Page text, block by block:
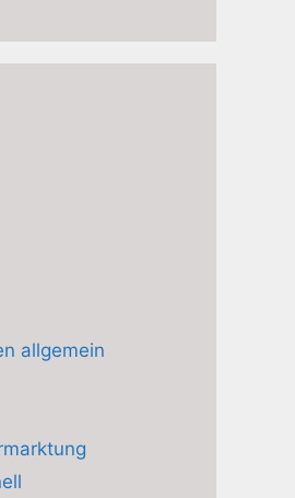
allgemein